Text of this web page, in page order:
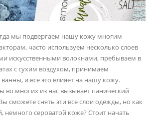
мы подвергаем нашу кожу многим
часто используем несколько слоев
искусственными волокнами, пребываем в
с сухим воздухом, принимаем
и все это влияет на нашу кожу.
во многих из нас вызывает панический
сможете снять эти все слои одежды, но как
сероватой коже? Стоит начать